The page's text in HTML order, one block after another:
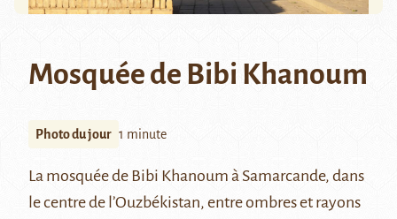
Mosquée de Bibi Khanoum
Photo du jour 1 minute
La mosquée de Bibi Khanoum à Samarcande, dans
le centre de l’Ouzbékistan, entre ombres et rayons